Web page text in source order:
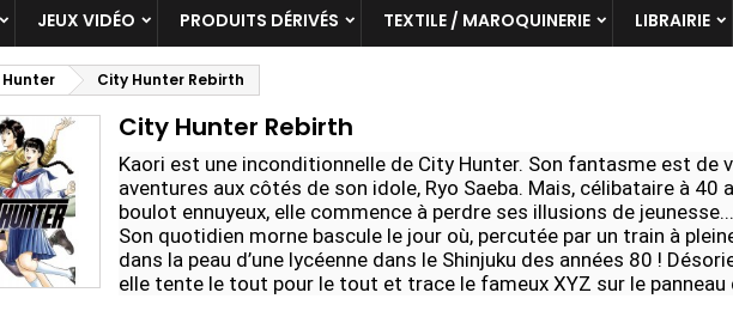
JEUX VIDÉO PRODUITS DÉRIVÉS TEXTILE / MAROQUINERIE LIBRAIRIE
City Hunter Rebirth
City Hunter Rebirth
Kaori est une inconditionnelle de City Hunter. Son fantasme est de
aventures aux côtés de son idole, Ryo Saeba. Mais, célibataire à 40
boulot ennuyeux, elle commence à perdre ses illusions de jeunesse...
Son quotidien morne bascule le jour où, percutée par un train à
dans la peau d’une lycéenne dans le Shinjuku des années 80 !
elle tente le tout pour le tout et trace le fameux XYZ sur le panneau